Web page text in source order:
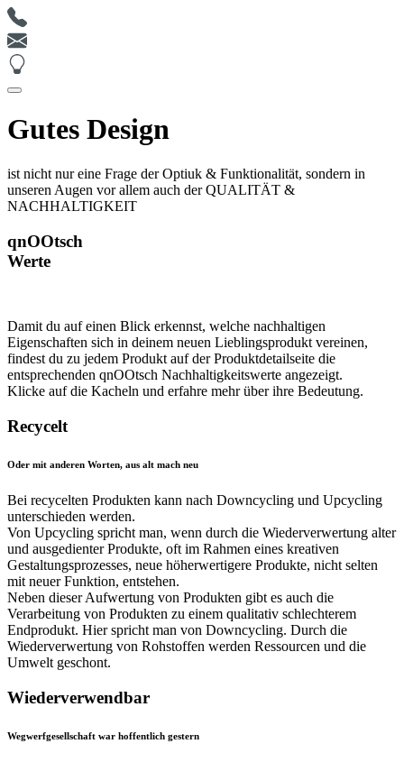
Gutes Design
ist nicht nur eine Frage der Optiuk & Funktionalität, sondern in
unseren Augen vor allem auch der QUALITÄT &
NACHHALTIGKEIT
qnOOtsch
Werte
Damit du auf einen Blick erkennst, welche nachhaltigen
Eigenschaften sich in deinem neuen Lieblingsprodukt vereinen,
findest du zu jedem Produkt auf der Produktdetailseite die
entsprechenden qnOOtsch Nachhaltigkeitswerte angezeigt.
Klicke auf die Kacheln und erfahre mehr über ihre Bedeutung.
Recycelt
Oder mit anderen Worten, aus alt mach neu
Bei recycelten Produkten kann nach Downcycling und Upcycling
unterschieden werden.
Von Upcycling spricht man, wenn durch die Wiederverwertung alter
und ausgedienter Produkte, oft im Rahmen eines kreativen
Gestaltungsprozesses, neue höherwertigere Produkte, nicht selten
mit neuer Funktion, entstehen.
Neben dieser Aufwertung von Produkten gibt es auch die
Verarbeitung von Produkten zu einem qualitativ schlechterem
Endprodukt. Hier spricht man von Downcycling. Durch die
Wiederverwertung von Rohstoffen werden Ressourcen und die
Umwelt geschont.
Wiederverwendbar
Wegwerfgesellschaft war hoffentlich gestern